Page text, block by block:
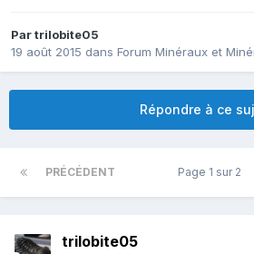
Partrilobite05
19 août 2015 dans Forum Minéraux et
Répondre à ce
PRÉCÉDENT Page 1 sur 2
trilobite05